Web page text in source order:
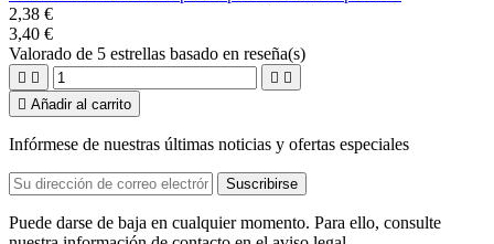
2,38 €
3,40 €
Valorado de 5 estrellas basado en reseña(s)
   
 Añadir al carrito
Infórmese de nuestras últimas noticias y ofertas especiales
Puede darse de baja en cualquier momento. Para ello, consulte